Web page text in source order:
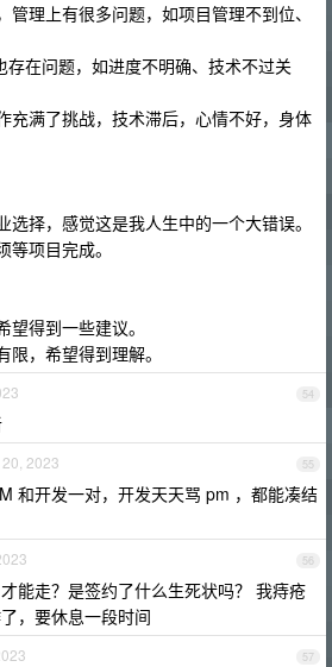
管理上有很多问题，如项目管理不到位、
存在问题，如进度不明确、技术不过关
充满了挑战，技术滞后，心情不好，身体
选择，感觉这是我人生中的一个大错误。
项目完成。
得到一些建议。
，希望得到理解。
54
55
2023
和开发一对，开发天天骂 pm ，都能凑结
56
能走？是签约了什么生死状吗？ 我痔疮
，要休息一段时间
57